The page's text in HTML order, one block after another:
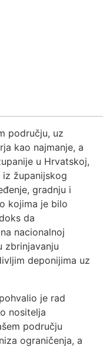
području, uz
kao najmanje, a
u Hrvatskoj,
iz županijskog
gradnju i
kojima je bilo
da
nacionalnoj
zbrinjavanju
deponijima uz
pohvalio je rad
nositelja
području
ograničenja, a